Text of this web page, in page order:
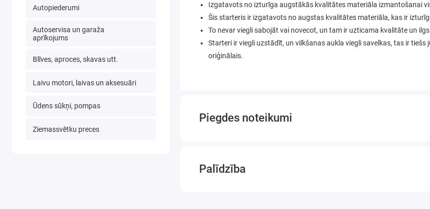
Autopiederumi
Autoservisa un garaža
aprīkojums
Blīves, aproces, skavas utt.
Laivu motori, laivas un aksesuāri
Ūdens sūkņi, pompas
Ziemassvētku preces
Izgatavots no izturīga augstākās kvalitātes materiāla izmantošanai
Šis starteris ir izgatavots no augstas kvalitātes materiāla, kas ir
To nevar viegli sabojāt vai novecot, un tam ir uzticama kvalitāte un
Starteri ir viegli uzstādīt, un vilkšanas aukla viegli savelkas, tas ir
oriģinālais.
Piegdes noteikumi
Palīdzība